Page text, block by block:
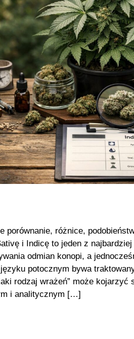
porównanie, różnice,
i Indicę to jeden z najbardziej
odmian konopi, a
potocznym bywa
rodzaj wrażeń” może kojarzyć
i analitycznym […]